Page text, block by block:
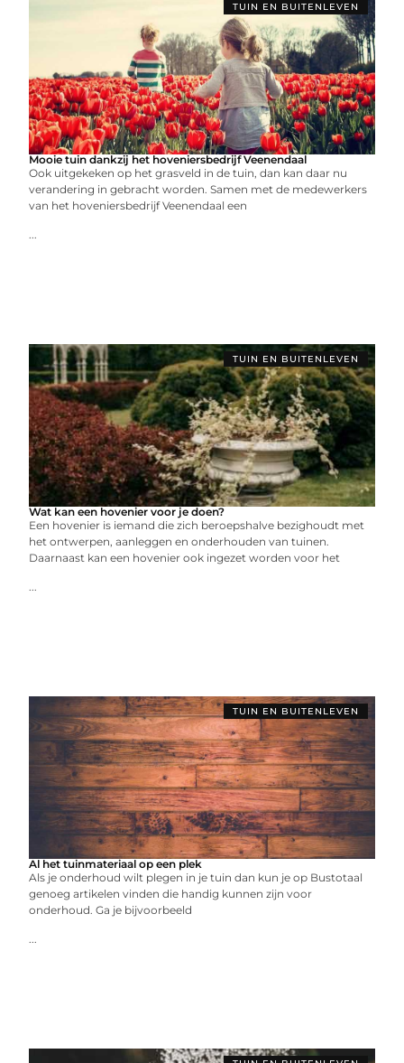
TUIN EN BUITENLEVEN
Mooie tuin dankzij het hoveniersbedrijf Veenendaal
Ook uitgekeken op het grasveld in de tuin, dan kan daar nu
verandering in gebracht worden. Samen met de medewerkers
van het hoveniersbedrijf Veenendaal een
...
TUIN EN BUITENLEVEN
Wat kan een hovenier voor je doen?
Een hovenier is iemand die zich beroepshalve bezighoudt met
het ontwerpen, aanleggen en onderhouden van tuinen.
Daarnaast kan een hovenier ook ingezet worden voor het
...
TUIN EN BUITENLEVEN
Al het tuinmateriaal op een plek
Als je onderhoud wilt plegen in je tuin dan kun je op Bustotaal
genoeg artikelen vinden die handig kunnen zijn voor
onderhoud. Ga je bijvoorbeeld
...